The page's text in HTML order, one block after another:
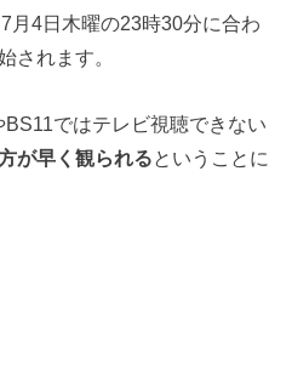
月4日木曜の23時30分に合わ
されます。
ではテレビ視聴できない
が早く観られるということに